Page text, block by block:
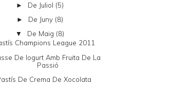
► De Juliol (5)
► De Juny (8)
▼ De Maig (8)
Champions League 2011
De Iogurt Amb Fruita De La
Passió
De Crema De Xocolata